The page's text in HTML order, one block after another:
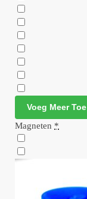
Voeg Meer Toe
Magneten *